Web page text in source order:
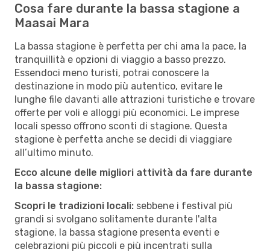
Cosa fare durante la bassa stagione a
Maasai Mara
La bassa stagione è perfetta per chi ama la pace, la
tranquillità e opzioni di viaggio a basso prezzo.
Essendoci meno turisti, potrai conoscere la
destinazione in modo più autentico, evitare le
lunghe file davanti alle attrazioni turistiche e trovare
offerte per voli e alloggi più economici. Le imprese
locali spesso offrono sconti di stagione. Questa
stagione è perfetta anche se decidi di viaggiare
all’ultimo minuto.
Ecco alcune delle migliori attività da fare durante
la bassa stagione:
Scopri le tradizioni locali: sebbene i festival più
grandi si svolgano solitamente durante l'alta
stagione, la bassa stagione presenta eventi e
celebrazioni più piccoli e più incentrati sulla